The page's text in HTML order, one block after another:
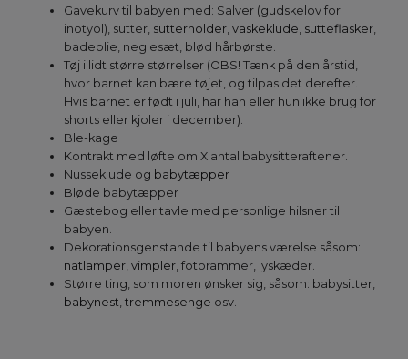
Gavekurv til babyen med: Salver (gudskelov for
inotyol), sutter, sutterholder vaskeklude sutteflasker
badeolie, neglesæt, blød hårbørste.
Tøj i lidt større størrelser (OBS! Tænk på den årstid,
hvor barnet kan bære tøjet, og tilpas det derefter.
Hvis barnet er født i juli, har han eller hun ikke brug for
shorts eller kjoler i december).
Ble-kage
Kontrakt med løfte om X antal babysitteraftener.
Nusseklude og babytæpper
Bløde babytæpper
Gæstebog eller tavle med personlige hilsner til
babyen.
Dekorationsgenstande til babyens værelse såsom:
natlamper vimpler , fotorammer, lyskæder.
Større ting, som moren ønsker sig, såsom: babysitter,
babynest tremmesenge osv.